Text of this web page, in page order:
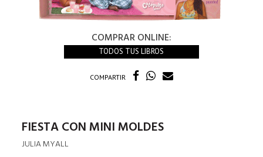
COMPRAR ONLINE:
TODOS TUS LIBROS
COMPARTIR
FIESTA CON MINI MOLDES
JULIA MYALL